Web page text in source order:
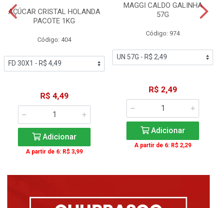
AÇÚCAR CRISTAL HOLANDA
PACOTE 1KG
Código: 404
R$ 4,49
Adicionar
A partir de 6: R$ 3,99
MAGGI CALDO GALINHA
57G
Código: 974
R$ 2,49
Adicionar
A partir de 6: R$ 2,29